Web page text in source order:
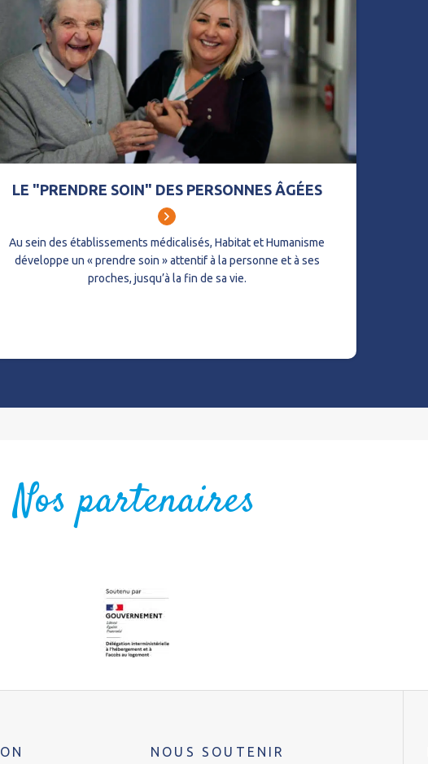
LE "PRENDRE SOIN" DES PERSONNES ÂGÉES
Au sein des établissements médicalisés, Habitat et Humanisme
développe un « prendre soin » attentif à la personne et à ses
proches, jusqu’à la fin de sa vie.
Nos partenaires
NOUS SOUTENIR